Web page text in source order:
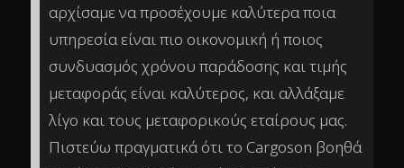
αρχίσαμε να προσέχουμε καλύτερα ποια
υπηρεσία είναι πιο οικονομική ή ποιος
συνδυασμός χρόνου παράδοσης και τιμής
μεταφοράς είναι καλύτερος, και αλλάξαμε
λίγο και τους μεταφορικούς εταίρους μας.
Πιστεύω πραγματικά ότι το Cargoson βοηθά